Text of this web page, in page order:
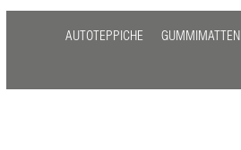
AUTOTEPPICHE GUMMIMATTEN